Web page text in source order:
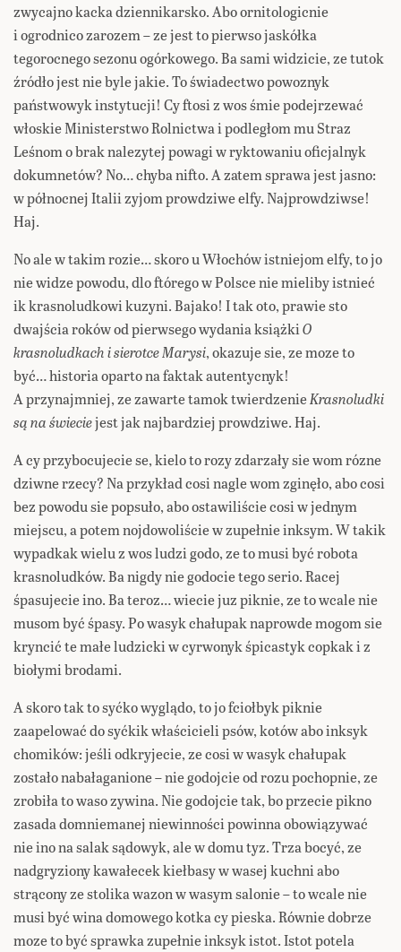
zwycajno kacka dziennikarsko. Abo ornitologicnie
i ogrodnico zarozem – ze jest to pierwso jaskółka
tegorocnego sezonu ogórkowego. Ba sami widzicie, ze tutok
źródło jest nie byle jakie. To świadectwo powoznyk
państwowyk instytucji! Cy ftosi z wos śmie podejrzewać
włoskie Ministerstwo Rolnictwa i podległom mu Straz
Leśnom o brak nalezytej powagi w ryktowaniu oficjalnyk
dokumnetów? No… chyba nifto. A zatem sprawa jest jasno:
w północnej Italii zyjom prowdziwe elfy. Najprowdziwse!
Haj.
No ale w takim rozie… skoro u Włochów istniejom elfy, to jo
nie widze powodu, dlo ftórego w Polsce nie mieliby istnieć
ik krasnoludkowi kuzyni. Bajako! I tak oto, prawie sto
dwajścia roków od pierwsego wydania książkiO
krasnoludkach i sierotce Marysi, okazuje sie, ze moze to
być… historia oparto na faktak autentycnyk!
A przynajmniej, ze zawarte tamok twierdzenieKrasnoludki
są na świeciejest jak najbardziej prowdziwe. Haj.
A cy przybocujecie se, kielo to rozy zdarzały sie wom rózne
dziwne rzecy? Na przykład cosi nagle wom zginęło, abo cosi
bez powodu sie popsuło, abo ostawiliście cosi w jednym
miejscu, a potem nojdowoliście w zupełnie inksym. W takik
wypadkak wielu z wos ludzi godo, ze to musi być robota
krasnoludków. Ba nigdy nie godocie tego serio. Racej
śpasujecie ino. Ba teroz… wiecie juz piknie, ze to wcale nie
musom być śpasy. Po wasyk chałupak naprowde mogom sie
kryncić te małe ludzicki w cyrwonyk śpicastyk copkak i z
biołymi brodami.
A skoro tak to syćko wyglądo, to jo fciołbyk piknie
zaapelować do syćkik właścicieli psów, kotów abo inksyk
chomików: jeśli odkryjecie, ze cosi w wasyk chałupak
zostało nabałaganione – nie godojcie od rozu pochopnie, ze
zrobiła to waso zywina. Nie godojcie tak, bo przecie pikno
zasada domniemanej niewinności powinna obowiązywać
nie ino na salak sądowyk, ale w domu tyz. Trza bocyć, ze
nadgryziony kawałecek kiełbasy w wasej kuchni abo
strącony ze stolika wazon w wasym salonie – to wcale nie
musi być wina domowego kotka cy pieska. Równie dobrze
moze to być sprawka zupełnie inksyk istot. Istot potela